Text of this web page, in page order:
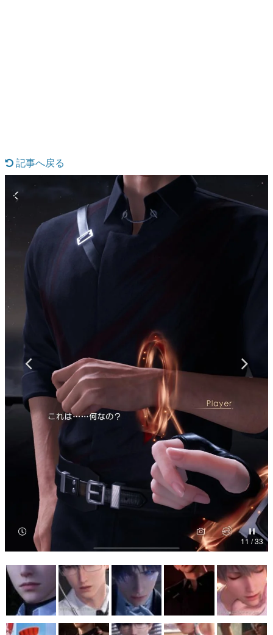
なんでゲームは面白い？
ゲーム開発者・hamatsu氏がゲームの魅力を画面や操作の
具体的な形から解き明かしていく、硬派で骨太な評論連載
です。
ゲームが変えた日本語
「経験値」「裏技」「ラスボス」… ゲームにまつわる言葉
の起源や用法の変遷を、コンピューター文化史研究家・タ
イニーP氏が徹底調査。
カテゴリ
マンガ
女性向け
アプリレビュー
その他
電ファミニコゲーマーとは？
運営：株式会社マレ
記事へ戻る
11 / 33